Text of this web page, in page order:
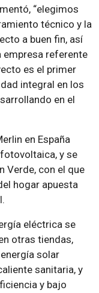
“elegimos
técnico y la
a buen fin, así
empresa referente
es el primer
integral en los
en el
en España
y se
Verde, con el que
hogar apuesta
eléctrica se
otras tiendas,
solar
sanitaria, y
y bajo